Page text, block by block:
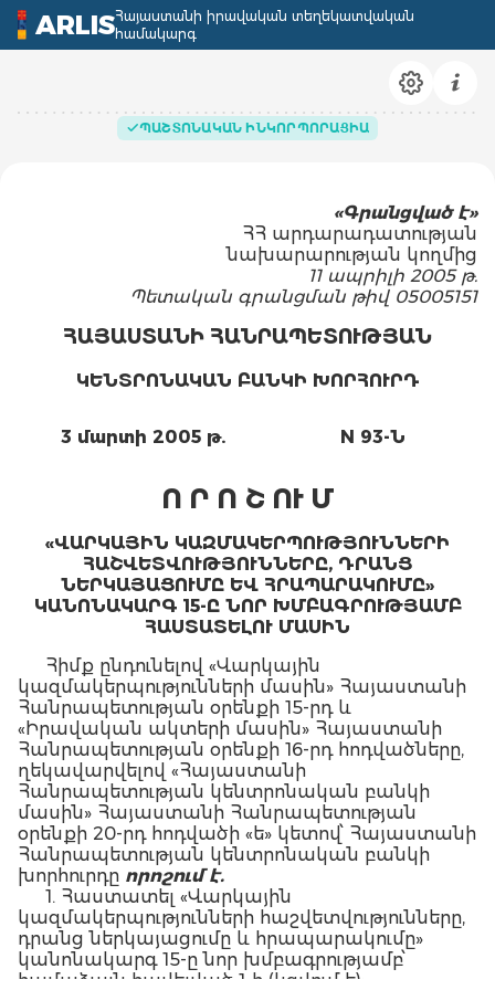
ARLISՀայաստանի իրավական տեղեկատվական
համակարգ
ՊԱՇՏՈՆԱԿԱՆ ԻՆԿՈՐՊՈՐԱՑԻԱ
«Գրանցված է»
ՀՀ արդարադատության
նախարարության կողմից
11 ապրիլի 2005 թ.
Պետական գրանցման թիվ 05005151
ՀԱՅԱՍՏԱՆԻ ՀԱՆՐԱՊԵՏՈՒԹՅԱՆ
ԿԵՆՏՐՈՆԱԿԱՆ ԲԱՆԿԻ ԽՈՐՀՈՒՐԴ
3 մարտի 2005 թ. N 93-Ն
Ո Ր Ո Շ ՈՒ Մ
«ՎԱՐԿԱՅԻՆ ԿԱԶՄԱԿԵՐՊՈՒԹՅՈՒՆՆԵՐԻ
ՀԱՇՎԵՏՎՈՒԹՅՈՒՆՆԵՐԸ, ԴՐԱՆՑ
ՆԵՐԿԱՅԱՑՈՒՄԸ ԵՎ ՀՐԱՊԱՐԱԿՈՒՄԸ»
ԿԱՆՈՆԱԿԱՐԳ 15-Ը ՆՈՐ ԽՄԲԱԳՐՈՒԹՅԱՄԲ
ՀԱՍՏԱՏԵԼՈՒ ՄԱՍԻՆ
Հիմք ընդունելով «Վարկային
կազմակերպությունների մասին» Հայաստանի
Հանրապետության օրենքի 15-րդ և
«Իրավական ակտերի մասին» Հայաստանի
Հանրապետության օրենքի 16-րդ հոդվածները,
ղեկավարվելով «Հայաստանի
Հանրապետության կենտրոնական բանկի
մասին» Հայաստանի Հանրապետության
օրենքի 20-րդ հոդվածի «ե» կետով՝ Հայաստանի
Հանրապետության կենտրոնական բանկի
խորհուրդը որոշում է.
1. Հաստատել «Վարկային
կազմակերպությունների հաշվետվությունները,
դրանց ներկայացումը և հրապարակումը»
կանոնակարգ 15-ը նոր խմբագրությամբ՝
համաձայն հավելված 1-ի (կցվում է):